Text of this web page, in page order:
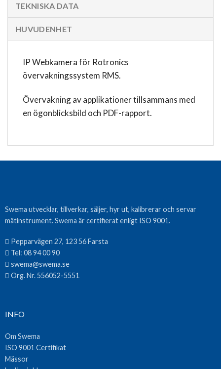
TEKNISKA DATA
HUVUDENHET
IP Webkamera för Rotronics
övervakningssystem RMS.
Övervakning av applikationer tillsammans med
en ögonblicksbild och PDF-rapport.
Swema utvecklar, tillverkar, säljer, hyr ut, kalibrerar och servar
mätinstrument. Swema är certifierat enligt ISO 9001.
Pepparvägen 27, 123 56 Farsta
Tel: 08 94 00 90
swema@swema.se
Org. Nr. 556052-5551
INFO
Om Swema
ISO 9001 Certifikat
Mässor